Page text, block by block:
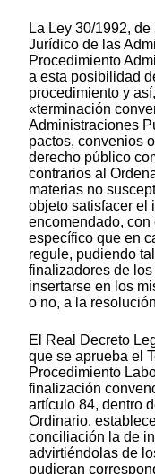
La Ley 30/1992,
Jurídico de las
Procedimiento
a esta posibilidad
procedimiento y
«terminación
Administraciones
pactos, convenios
derecho público
contrarios al
materias no
objeto satisfacer el
encomendado,
específico que en
regule, pudiendo
finalizadores de
insertarse en los
o no, a la
El Real Decreto
que se aprueba el
Procedimiento
finalización
artículo 84, dentro
Ordinario,
conciliación la de
advirtiéndolas de
pudieran